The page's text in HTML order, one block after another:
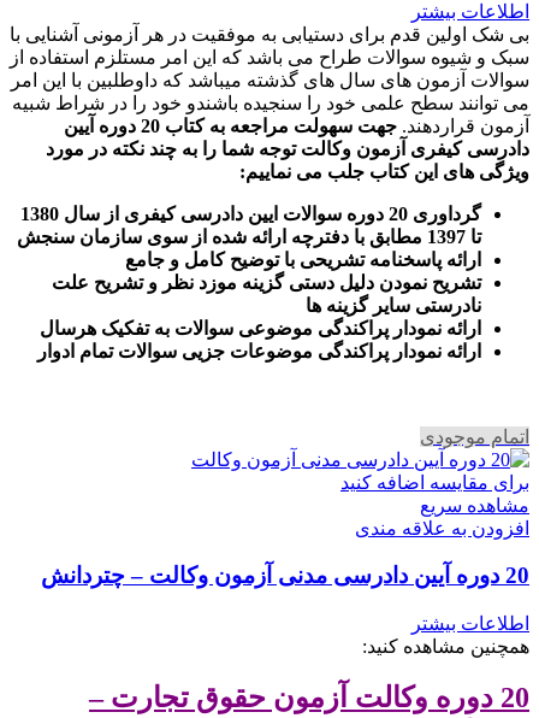
اطلاعات بیشتر
بی شک اولین قدم برای دستیابی به موفقیت در هر آزمونی آشنایی با
سبک و شیوه سوالات طراح می باشد که این امر مستلزم استفاده از
سوالات آزمون های سال های گذشته میباشد که داوطلبین با این امر
می توانند سطح علمی خود را سنجیده باشندو خود را در شراط شبیه
آزمون قراردهند.
جهت سهولت مراجعه به کتاب 20 دوره آیین
دادرسی کیفری آزمون وکالت توجه شما را به چند نکته در مورد
ویژگی های این کتاب جلب می نماییم:
گرداوری 20 دوره سوالات ایین دادرسی کیفری از سال 1380
تا 1397 مطابق با دفترچه ارائه شده از سوی سازمان سنجش
ارائه پاسخنامه تشریحی با توضیح کامل و جامع
تشریح نمودن دلیل دستی گزینه موزد نظر و تشریح علت
نادرستی سایر گزینه ها
ارائه نمودار پراکندگی موضوعی سوالات به تفکیک هرسال
رائه نمودار پراکندگی موضوعات جزیی سوالات تمام ادوار
اتمام موجودی
برای مقایسه اضافه کنید
مشاهده سریع
افزودن به علاقه مندی
20 دوره آیین دادرسی مدنی آزمون وکالت – چتردانش
اطلاعات بیشتر
همچنین مشاهده کنید:
20 دوره وکالت آزمون حقوق تجارت –